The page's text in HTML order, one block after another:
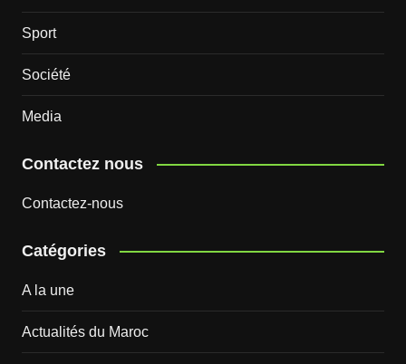
Sport
Société
Media
Contactez nous
Contactez-nous
Catégories
A la une
Actualités du Maroc